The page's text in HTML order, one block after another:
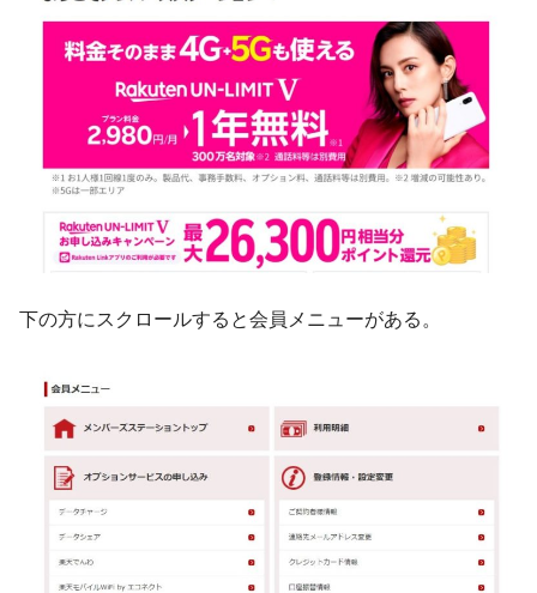
下の方にスクロールすると会員メニューがある。